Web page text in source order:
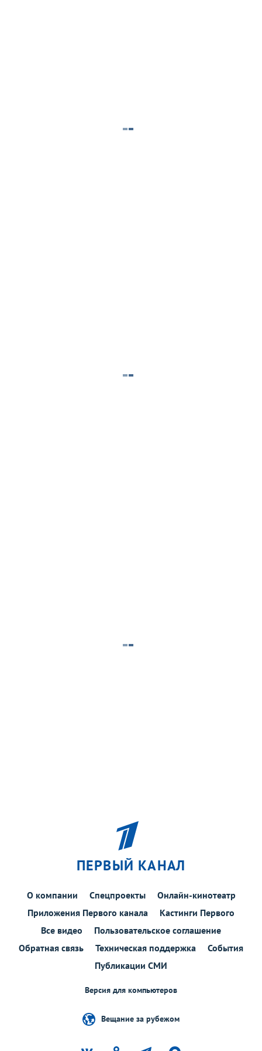
ПЕРВЫЙ КАНАЛ
О компании Спецпроекты
Онлайн-кинотеатр
Приложения Первого канала
Кастинги Первого
Все видео
Пользовательское соглашение
Обратная связь
Техническая поддержка
События
Публикации СМИ
Версия для компьютеров
Вещание за рубежом